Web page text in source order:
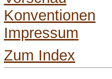
Konventionen
Impressum
Zum Index